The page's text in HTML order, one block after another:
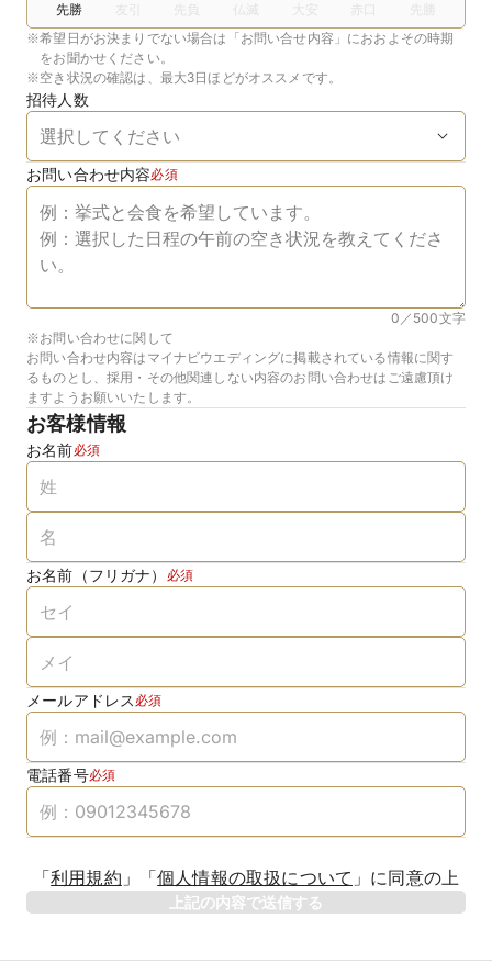
先勝 友引 先負 仏滅 大安
※希望日がお決まりでない場合は「お問い合せ内容」におおよその時期
をお聞かせください。
※空き状況の確認は、最大3日ほどがオススメです。
招待人数
お問い合わせ内容必須
0／500文字
※お問い合わせに関して
お問い合わせ内容はマイナビウエディングに掲載されている情報に関す
るものとし、採用・その他関連しない内容のお問い合わせはご遠慮頂け
ますようお願いいたします。
お客様情報
お名前必須
お名前（フリガナ） 必須
メールアドレス 必須
電話番号必須
「利用規約 」 「個人情報の取扱について 」 に同意の上
上記の内容で送信する